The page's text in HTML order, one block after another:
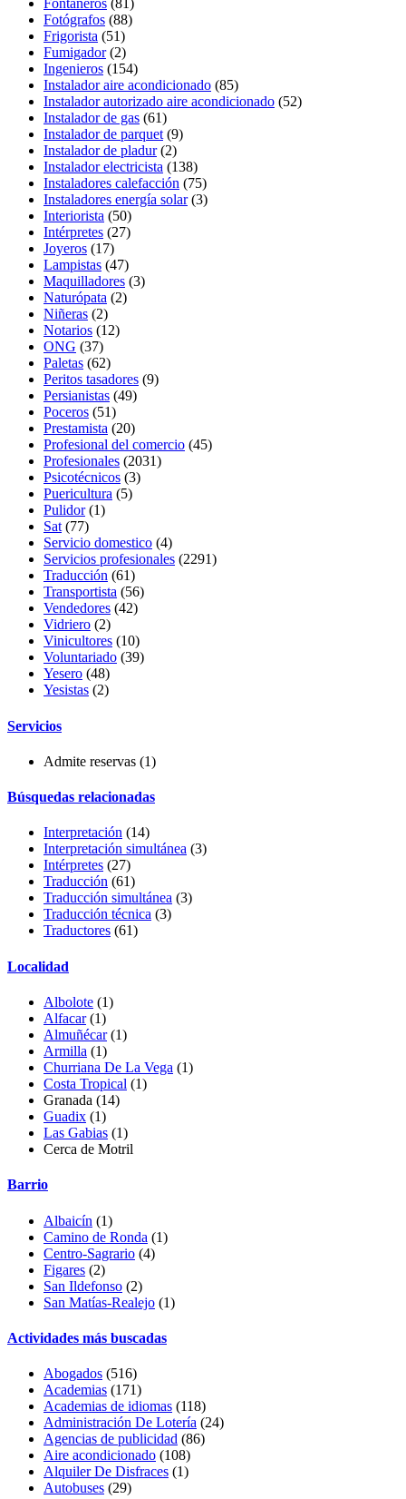
Fontaneros (81)
Fotógrafos (88)
Frigorista (51)
Fumigador(2)
Ingenieros (154)
Instalador aire acondicionado (85)
Instalador autorizado aire acondicionado (52)
Instalador de gas (61)
Instalador de parquet(9)
Instalador de pladur(2)
Instalador electricista (138)
Instaladores calefacción (75)
Instaladores energía solar(3)
Interiorista (50)
Intérpretes (27)
Joyeros (17)
Lampistas (47)
Maquilladores (3)
Naturópata (2)
Niñeras (2)
Notarios (12)
ONG (37)
Paletas (62)
Peritos tasadores (9)
Persianistas (49)
Poceros (51)
Prestamista (20)
Profesional del comercio (45)
Profesionales (2031)
Psicotécnicos (3)
Puericultura (5)
Pulidor(1)
Sat(77)
Servicio domestico (4)
Servicios profesionales (2291)
Traducción (61)
Transportista (56)
Vendedores (42)
Vidriero (2)
Vinicultores (10)
Voluntariado (39)
Yesero (48)
Yesistas (2)
Servicios
Admite reservas (1)
Búsquedas relacionadas
Interpretación (14)
Interpretación simultánea (3)
Intérpretes (27)
Traducción (61)
Traducción simultánea (3)
Traducción técnica (3)
Traductores (61)
Localidad
Albolote (1)
Alfacar(1)
Almuñécar(1)
Armilla (1)
Churriana De La Vega (1)
Costa Tropical (1)
Granada (14)
Guadix (1)
Las Gabias (1)
Cerca de Motril
Barrio
Albaicín (1)
Camino de Ronda (1)
Centro-Sagrario (4)
Figares (2)
San Ildefonso (2)
San Matías-Realejo (1)
Actividades más buscadas
Abogados (516)
Academias (171)
Academias de idiomas (118)
Administración De Lotería (24)
Agencias de publicidad (86)
Aire acondicionado (108)
Alquiler De Disfraces (1)
Autobuses (29)